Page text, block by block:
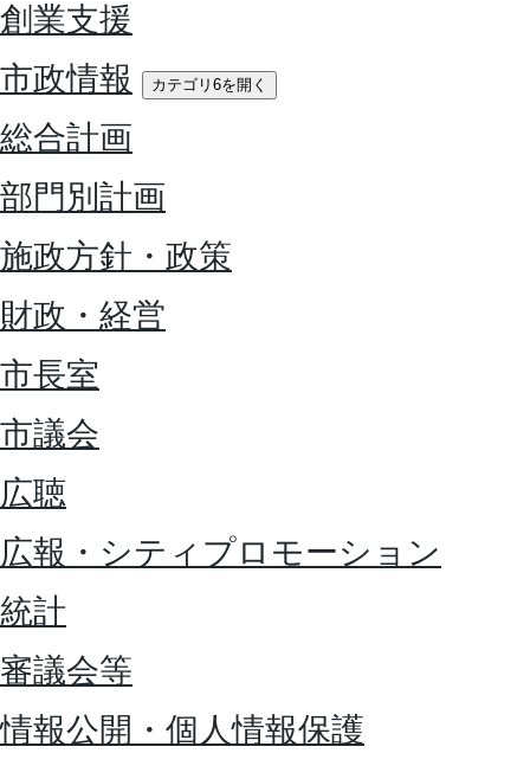
創業支援
市政情報
カテゴリ6を開く
総合計画
部門別計画
施政方針・政策
財政・経営
市長室
市議会
広聴
広報・シティプロモーション
統計
審議会等
情報公開・個人情報保護